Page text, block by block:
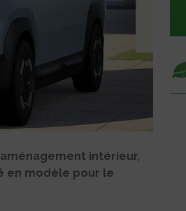
intérieur,
en modèle pour le